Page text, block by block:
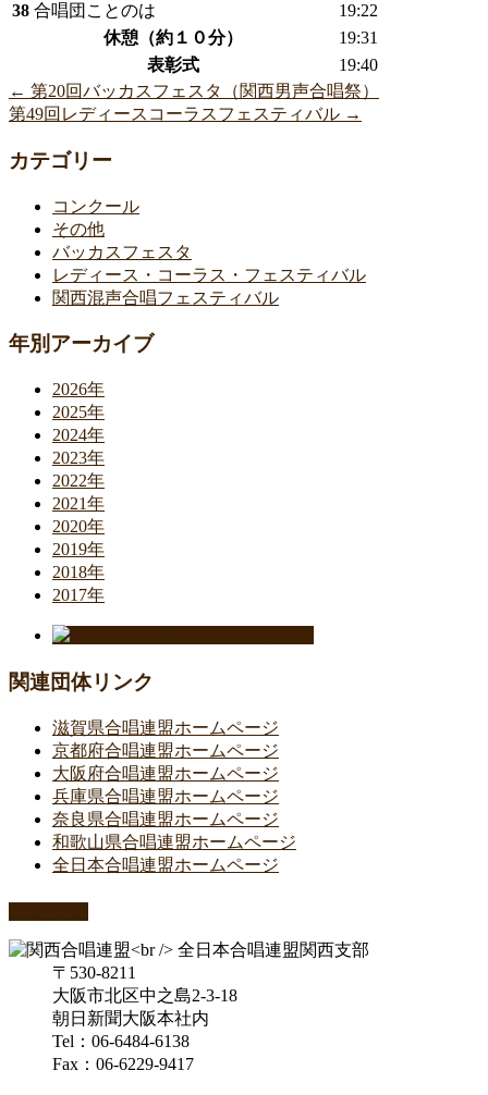
38 合唱団ことのは
19:22
休憩（約１０分）
19:31
表彰式
19:40
← 第20回バッカスフェスタ（関西男声合唱祭）
第49回レディースコーラスフェスティバル →
カテゴリー
コンクール
その他
バッカスフェスタ
レディース・コーラス・フェスティバル
関西混声合唱フェスティバル
年別アーカイブ
2026年
2025年
2024年
2023年
2022年
2021年
2020年
2019年
2018年
2017年
関連団体リンク
滋賀県合唱連盟ホームページ
京都府合唱連盟ホームページ
大阪府合唱連盟ホームページ
兵庫県合唱連盟ホームページ
奈良県合唱連盟ホームページ
和歌山県合唱連盟ホームページ
全日本合唱連盟ホームページ
〒530-8211
大阪市北区中之島2-3-18
朝日新聞大阪本社内
Tel：06-6484-6138
Fax：06-6229-9417